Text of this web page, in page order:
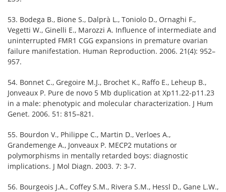
53. Bodega B., Bione S., Dalprà L., Toniolo D., Ornaghi F.,
Vegetti W., Ginelli E., Marozzi A. Influence of intermediate and
uninterrupted FMR1 CGG expansions in premature ovarian
failure manifestation. Human Reproduction. 2006. 21(4): 952–
957.
54. Bonnet C., Gregoire M.J., Brochet K., Raffo E., Leheup B.,
Jonveaux P. Pure de novo 5 Mb duplication at Xp11.22-p11.23
in a male: phenotypic and molecular characterization. J Hum
Genet. 2006. 51: 815–821.
55. Bourdon V., Philippe C., Martin D., Verloes A.,
Grandemenge A., Jonveaux P. MECP2 mutations or
polymorphisms in mentally retarded boys: diagnostic
implications. J Mol Diagn. 2003. 7: 3-7.
56. Bourgeois J.A., Coffey S.M., Rivera S.M., Hessl D., Gane L.W.,